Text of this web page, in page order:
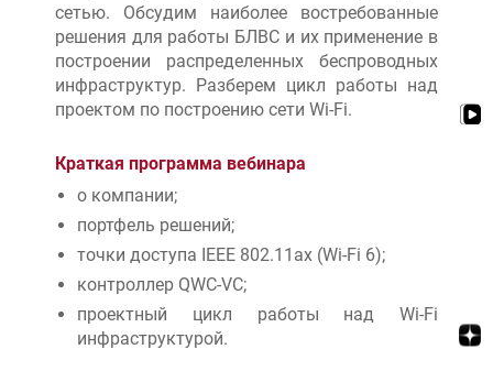
сетью. Обсудим наиболее востребованные
решения для работы БЛВС и их применение в
построении распределенных беспроводных
инфраструктур. Разберем цикл работы над
проектом по построению сети Wi-Fi.
Краткая программа вебинара
о компании;
портфель решений;
точки доступа IEEE 802.11ax (Wi-Fi 6);
контроллер QWC-VC;
проектный цикл работы над Wi-Fi
инфраструктурой.